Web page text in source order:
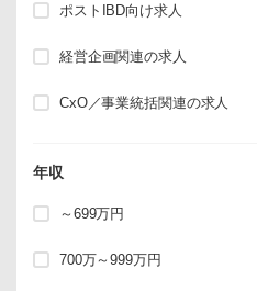
ポストIBD向け求人
経営企画関連の求人
CxO／事業統括関連の求人
年収
～699万円
700万～999万円